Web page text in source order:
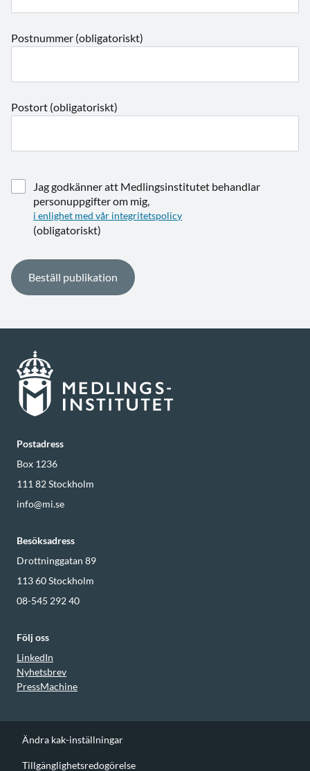
Postnummer (obligatoriskt)
Postort (obligatoriskt)
Jag godkänner att Medlingsinstitutet behandlar
personuppgifter om mig,
i enlighet med vår integritetspolicy
(obligatoriskt)
Postadress
Box 1236
111 82Stockholm
info@mi.se
Besöksadress
Drottninggatan 89
113 60Stockholm
08-545 292 40
Följ oss
LinkedIn
Nyhetsbrev
PressMachine
Ändra kak-inställningar
Tillgänglighetsredogörelse